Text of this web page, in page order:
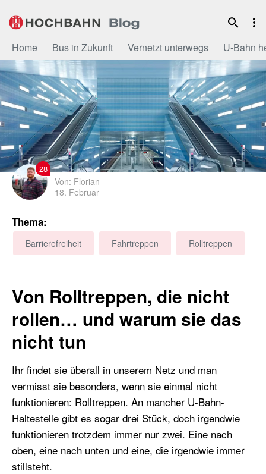
Inhalt
Home Bus in Zukunft Vernetzt unterwegs U-Bahn
28
Von: Florian
18. Februar
Thema:
Barrierefreiheit Fahrtreppen Rolltreppen
Von Rolltreppen, die nicht
rollen… und warum sie das
nicht tun
Ihr findet sie überall in unserem Netz und man
vermisst sie besonders, wenn sie einmal nicht
funktionieren: Rolltreppen. An mancher U-Bahn-
Haltestelle gibt es sogar drei Stück, doch irgendwie
funktionieren trotzdem immer nur zwei. Eine nach
oben, eine nach unten und eine, die irgendwie immer
stillsteht.